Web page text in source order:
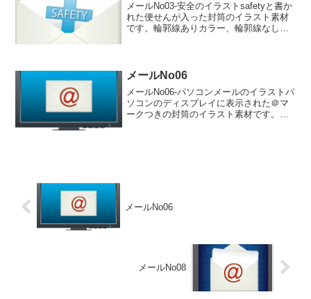
メールNo03-安全のイラストsafetyと書か
れた便せんが入った封筒のイラスト素材
です。輪郭線ありカラー、輪郭線なしカ
輪郭...
メールNo06
メールNo06-パソコンメールのイラストパ
ソコンのディスプレイに表示された＠マ
ークつきの封筒のイラスト素材です。輪
メールNo06
メールNo08